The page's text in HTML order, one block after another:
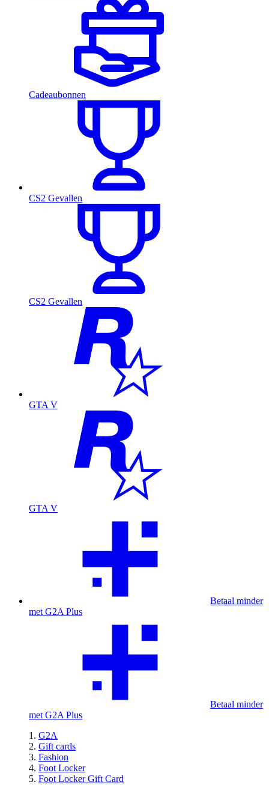
Cadeaubonnen
CS2 Gevallen
CS2 Gevallen
GTA V
GTA V
Betaal minder
met G2A Plus
Betaal minder
met G2A Plus
G2A
Gift cards
Fashion
Foot Locker
Foot Locker Gift Card